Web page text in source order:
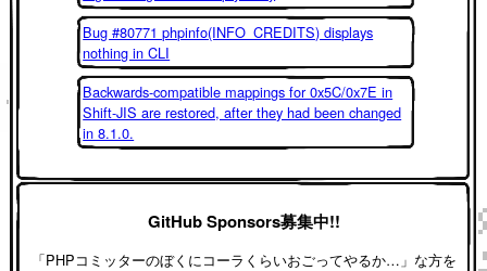
Bug #80771 phpinfo(INFO_CREDITS) displays
nothing in CLI
Backwards-compatible mappings for 0x5C/0x7E in
Shift-JIS are restored, after they had been changed
in 8.1.0.
GitHub Sponsors募集中!!
「PHPコミッターのぼくにコーラくらいおごってやるか…」な方を